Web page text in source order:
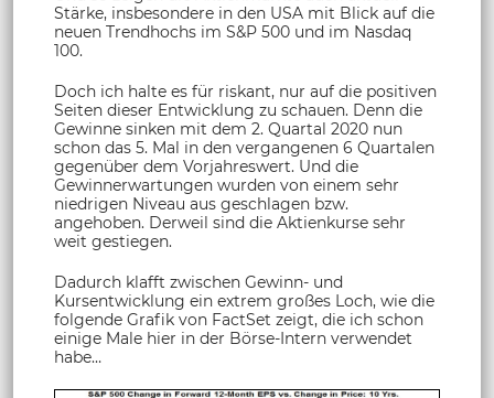
Stärke, insbesondere in den USA mit Blick auf die
neuen Trendhochs im S&P 500 und im Nasdaq
100.
Doch ich halte es für riskant, nur auf die positiven
Seiten dieser Entwicklung zu schauen. Denn die
Gewinne sinken mit dem 2. Quartal 2020 nun
schon das 5. Mal in den vergangenen 6 Quartalen
gegenüber dem Vorjahreswert. Und die
Gewinnerwartungen wurden von einem sehr
niedrigen Niveau aus geschlagen bzw.
angehoben. Derweil sind die Aktienkurse sehr
weit gestiegen.
Dadurch klafft zwischen Gewinn- und
Kursentwicklung ein extrem großes Loch, wie die
folgende Grafik von FactSet zeigt, die ich schon
einige Male hier in der Börse-Intern verwendet
habe…